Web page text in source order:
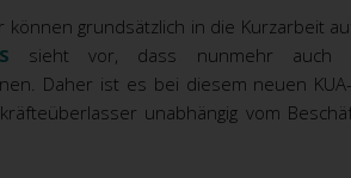
grundsätzlich in die Kurzarbeit
sieht vor, dass nunmehr auch
Daher ist es bei diesem neuen
unabhängig vom